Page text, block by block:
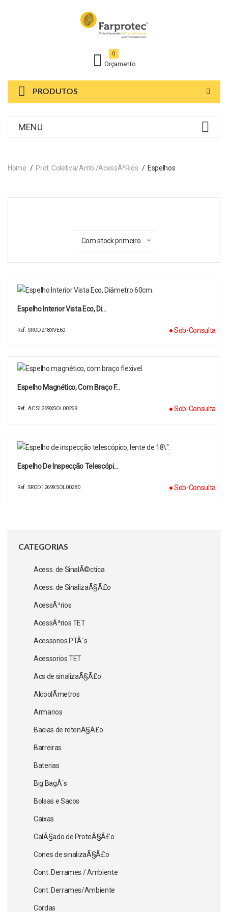
Orçamento
0
PRODUTOS
MENU
Home Prot. Coletiva/Amb./AcessÃ³rios Espelhos
CATEGORIAS
Acess. de SinalÃ©ctica
Acess. de SinalizaÃ§Ã£o
AcessÃ³rios
AcessÃ³rios TET
Acessorios PTÂ´s
Acessorios TET
Acs de sinalizaÃ§Ã£o
AlcoolÃ­metros
Armarios
Bacias de retenÃ§Ã£o
Barreiras
Baterias
Big BagÂ´s
Bolsas e Sacos
Caixas
CalÃ§ado de ProteÃ§Ã£o
Cones de sinalizaÃ§Ã£o
Cont. Derrames / Ambiente
Cont. Derrames/Ambiente
Cordas
Com stock primeiro
Espelho Interior Vista Eco, Di…
Ref. SROD218XVE60 ● Sob-Consulta
Espelho Magnético, Com Braço F…
Ref. ACS1269XSOL00269 ● Sob-Consulta
Espelho De Inspecção Telescópi…
Ref. SROD1269XSOL00280 ● Sob-Consulta